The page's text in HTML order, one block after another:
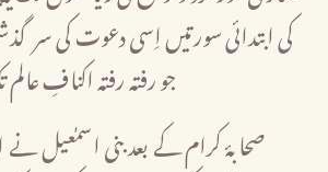
کی ابتدائی سورتیں اِسی دعوت کی
جو رفتہ رفتہ اکنافِ
صحابۂ کرام کے بعد بنی اسمٰعیل